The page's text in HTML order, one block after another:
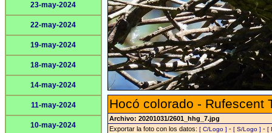
23-may-2024
22-may-2024
19-may-2024
18-may-2024
14-may-2024
11-may-2024
10-may-2024
Hocó colorado - Rufescent
Archivo: 20201031/2601_hhg_7.jpg
Exportar la foto con los datos: [ C/Logo ] - [ S/Logo ] - [